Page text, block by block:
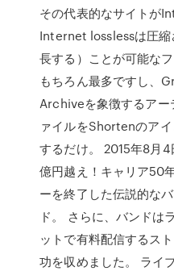
その代表的なサイトが
Internet losslessは圧縮
長する）ことが可能な
もちろん最多ですし、
Archiveを象徴するアー
ァイルをShortenのア
するだけ。 2015年8月
億円越え！キャリア50
ーを終了した伝説的な
ド。 さらに、バンドは
ットで有料配信するス
功を収めました。 ライ